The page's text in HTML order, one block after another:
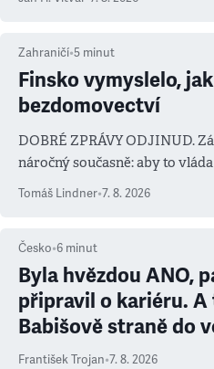
Zahraničí•5 minut
Finsko vymyslelo,
bezdomovectví
DOBRÉ ZPRÁVY ODJINUD.
náročný současně: aby to
prioritu
Tomáš Lindner•7. 8. 2026
Česko•6 minut
Byla hvězdou ANO,
připravil o kariéru.
Babišově straně do
František Trojan•7. 8. 2026